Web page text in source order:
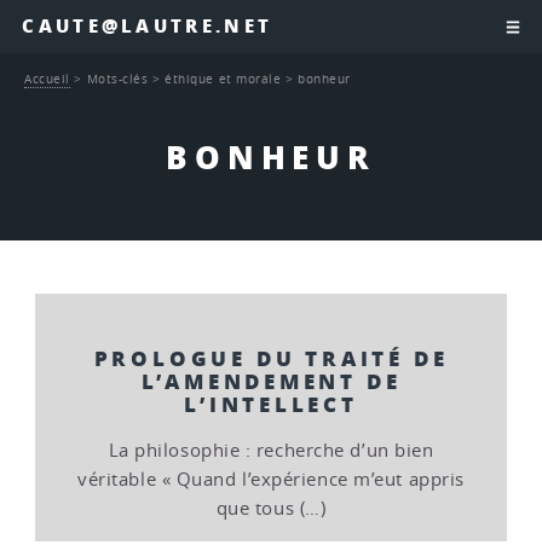
CAUTE@LAUTRE.NET
BONHEUR
Accueil > Mots-clés >éthique et morale > bonheur
PROLOGUE DU TRAITÉ DE
L’AMENDEMENT DE
L’INTELLECT
La philosophie : recherche d’un bien
véritable « Quand l’expérience m’eut appris
que tous (…)